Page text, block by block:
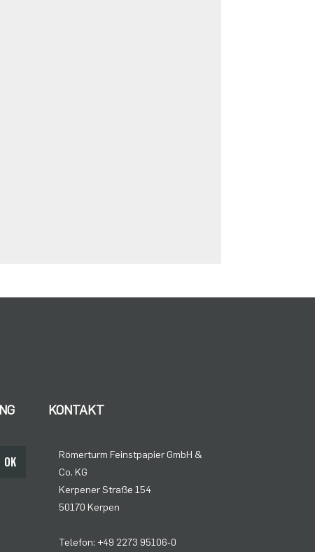
OK
KONTAKT
Römerturm Feinstpapier GmbH &
Co. KG
Kerpener Straße 154
50170 Kerpen
Telefon: +49 2273 95106-0